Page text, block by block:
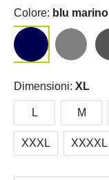
Colore: blu marino
Dimensioni: XL
L M
XXXL XXXXL